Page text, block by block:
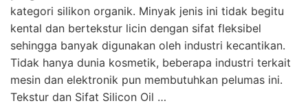
kategori silikon organik. Minyak jenis ini tidak begitu
kental dan bertekstur licin dengan sifat fleksibel
sehingga banyak digunakan oleh industri kecantikan.
Tidak hanya dunia kosmetik, beberapa industri terkait
mesin dan elektronik pun membutuhkan pelumas ini.
Tekstur dan Sifat Silicon Oil …